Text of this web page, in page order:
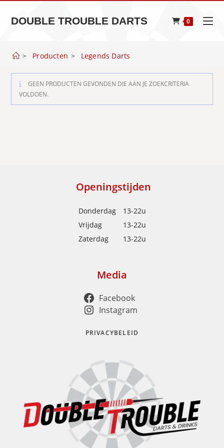
naarDOUBLE TROUBLE DARTS 0
> Producten > Legends Darts
GEEN PRODUCTEN GEVONDEN DIE AAN JE ZOEKCRITERIA
VOLDOEN.
Openingstijden
Donderdag
13-22u
Vrijdag
13-22u
Zaterdag
13-22u
Media
Facebook
Instagram
PRIVACYBELEID